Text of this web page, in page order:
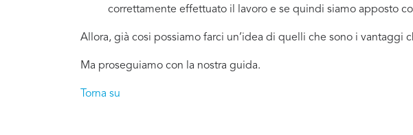
correttamente effettuato il lavoro e se quindi siamo apposto
Allora, già cosi possiamo farci un’idea di quelli che sono i
Ma proseguiamo con la nostra guida.
Torna su